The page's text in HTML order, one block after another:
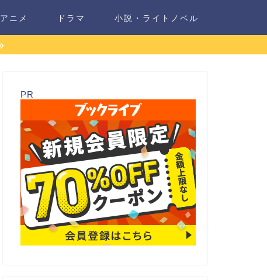
アニメ ドラマ 小説・ライトノベル
PR